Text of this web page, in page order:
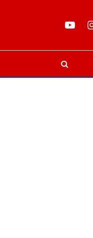
الانستغراميوتيوب